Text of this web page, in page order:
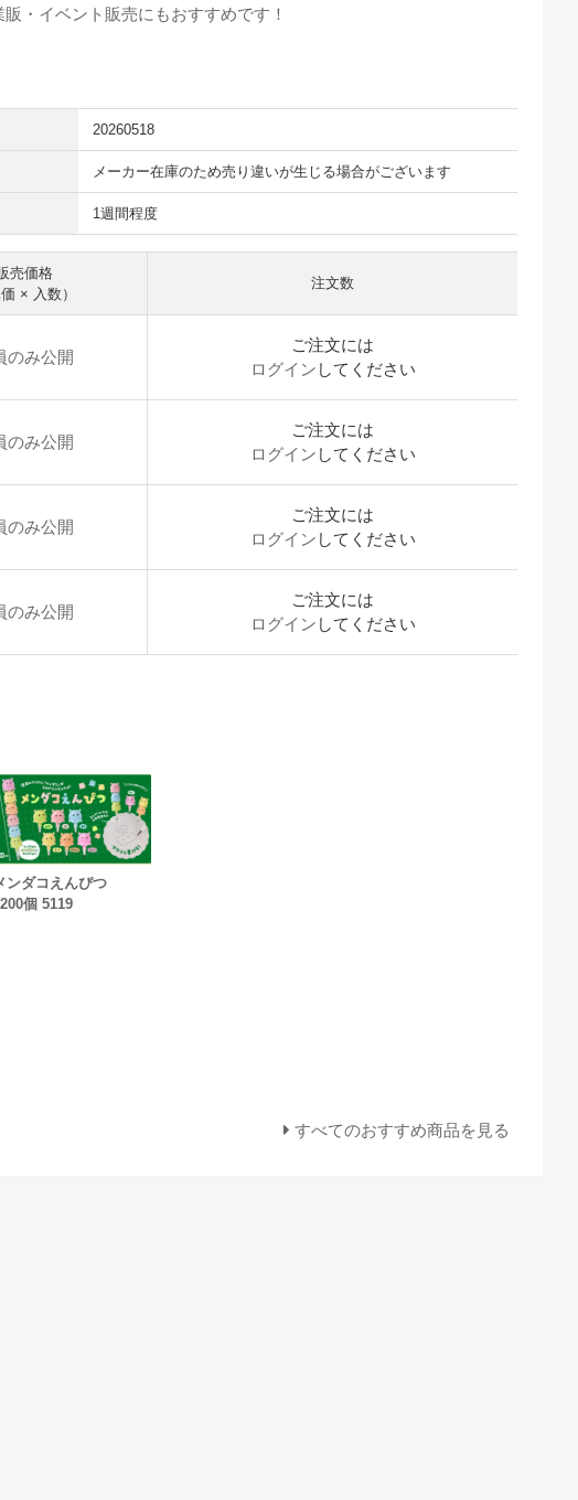
販・イベント販売にもおすすめです！
20260518
メーカー在庫のため売り違いが生じる場合がございます
1週間程度
売価格
価 × 入数）
注文数
のみ公開
ご注文には
ログイン してください
のみ公開
ご注文には
ログイン してください
のみ公開
ご注文には
ログイン してください
のみ公開
ご注文には
ログイン してください
ンダコえんぴつ
個 5119
すべてのおすすめ商品を見る